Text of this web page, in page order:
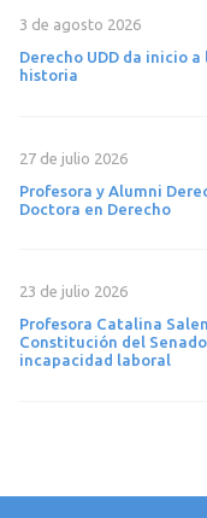
3 de agosto 2026
Derecho UDD da inicio
historia
27 de julio 2026
Profesora y Alumni
Doctora en Derecho
23 de julio 2026
Profesora Catalina
Constitución del
incapacidad laboral